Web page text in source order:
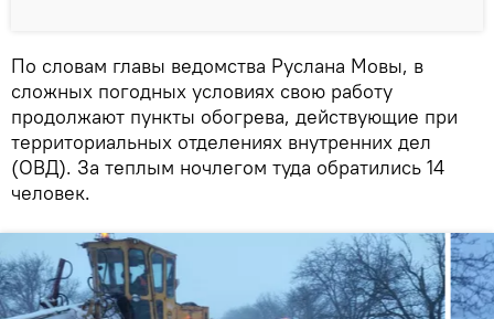
По словам главы ведомства Руслана Мовы, в
сложных погодных условиях свою работу
продолжают пункты обогрева, действующие при
территориальных отделениях внутренних дел
(ОВД). За теплым ночлегом туда обратились 14
человек.